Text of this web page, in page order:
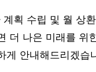
획 수립 및 월 상
더 나은 미래를 위
게 안내해드리겠습